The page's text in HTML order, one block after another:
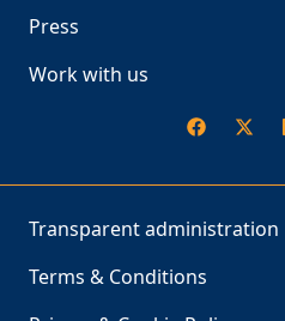
Press
Work with us
Transparent administration
Terms & Conditions